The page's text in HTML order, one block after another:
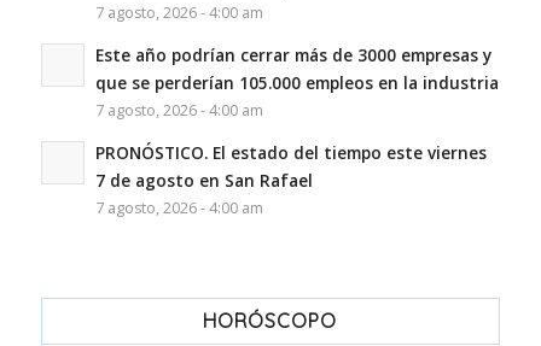
7 agosto, 2026 - 4:00 am
Este año podrían cerrar más de 3000 empresas y
que se perderían 105.000 empleos en la industria
7 agosto, 2026 - 4:00 am
PRONÓSTICO. El estado del tiempo este viernes
7 de agosto en San Rafael
7 agosto, 2026 - 4:00 am
HORÓSCOPO